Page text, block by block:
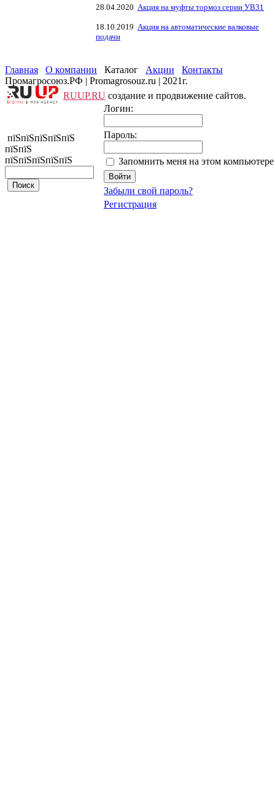
28.04.2020 Акция на муфты тормоз серии УВ31
18.10.2019 Акция на автоматические валковые
подачи
Главная О компании Каталог Акции
Контакты
Промагросоюз.РФ | Promagrosouz.ru | 2021г.
RUUP.RU создание и продвижение сайтов.
пїЅпїЅпїЅпїЅпїЅ
пїЅпїЅ
пїЅпїЅпїЅпїЅпїЅ
Логин:
Пароль:
Запомнить меня на этом компьютере
Забыли свой пароль?
Регистрация